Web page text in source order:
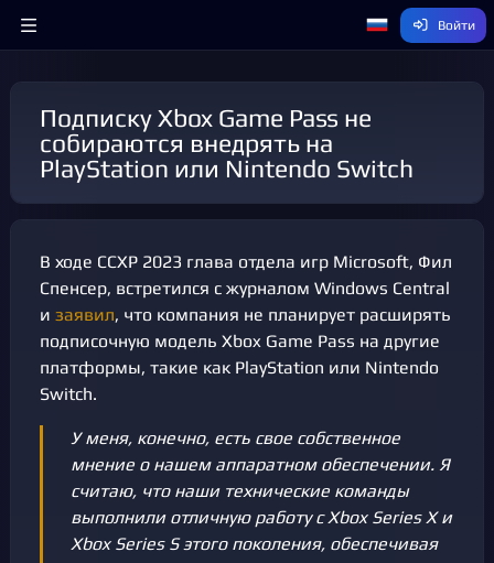
Войти
Подписку Xbox Game Pass не
собираются внедрять на
PlayStation или Nintendo Switch
В ходе CCXP 2023 глава отдела игр Microsoft, Фил
Спенсер, встретился с журналом Windows Central
и заявил, что компания не планирует расширять
подписочную модель Xbox Game Pass на другие
платформы, такие как PlayStation или Nintendo
Switch.
У меня, конечно, есть свое собственное
мнение о нашем аппаратном обеспечении. Я
считаю, что наши технические команды
выполнили отличную работу с Xbox Series X и
Xbox Series S этого поколения, обеспечивая